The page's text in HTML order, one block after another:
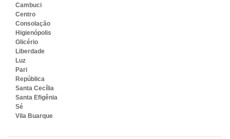
Cambuci
Centro
Consolação
Higienópolis
Glicério
Liberdade
Luz
Pari
República
Santa Cecília
Santa Efigênia
Sé
Vila Buarque